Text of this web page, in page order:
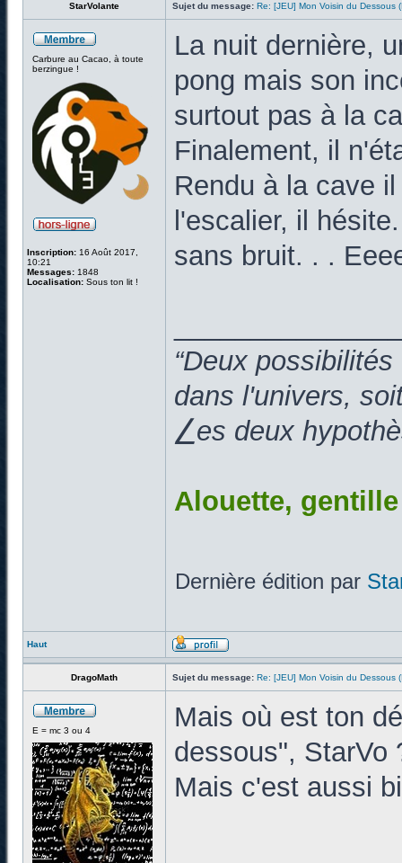
StarVolante Sujet du message: Re: [JEU] Mon Voisin du Dessous
Carbure au Cacao, à toute
berzingue !
Inscription: 16 Août 2017,
10:21
Messages: 1848
Localisation: Sous ton lit !
La nuit dernière,
pong mais son
surtout pas à la
Finalement, il
Rendu à la cave
l'escalier, il
sans bruit. . .
“Deux
dans l'univers,
⎳es deux
Alouette,
Dernière édition par
Haut
DragoMath Sujet du message: Re: [JEU] Mon Voisin du Dessous
E = mc 3 ou 4
Mais où est ton
dessous", StarVo
Mais c'est aussi